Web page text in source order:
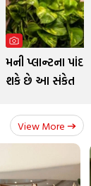
મની પ્લાન્ટના
શકે છે આ સંકેત
View More